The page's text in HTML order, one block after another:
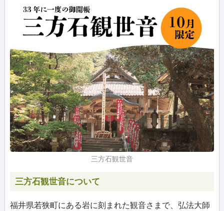
三方石観世音
三方石観世音について
福井県若狭町にある岩に刻まれた観音さまで、弘法大師